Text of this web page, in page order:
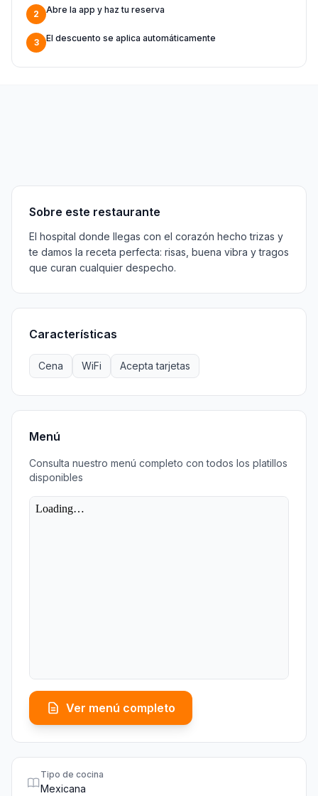
2 Abre la app y haz tu reserva
3 El descuento se aplica automáticamente
Sobre este restaurante
El hospital donde llegas con el corazón hecho trizas y
te damos la receta perfecta: risas, buena vibra y tragos
que curan cualquier despecho.
Características
Cena WiFi Acepta tarjetas
Menú
Consulta nuestro menú completo con todos los platillos
disponibles
Ver menú completo
Tipo de cocina
Mexicana